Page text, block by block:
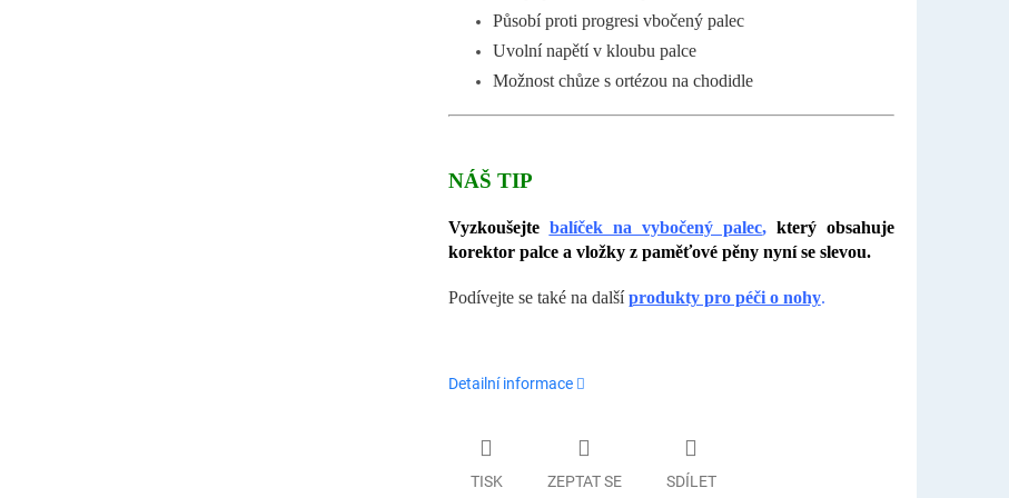
Působí proti progresi vbočený palec
Uvolní napětí v kloubu palce
Možnost chůze s ortézou na chodidle
NÁŠ TIP
Vyzkoušejte balíček na vybočený palec,který obsahuje
korektor palce a vložky z paměťové pěny nyní se slevou.
Podívejte se také na dalšíprodukty pro péči o nohy.
Detailní informace
TISK ZEPTAT SE SDÍLET